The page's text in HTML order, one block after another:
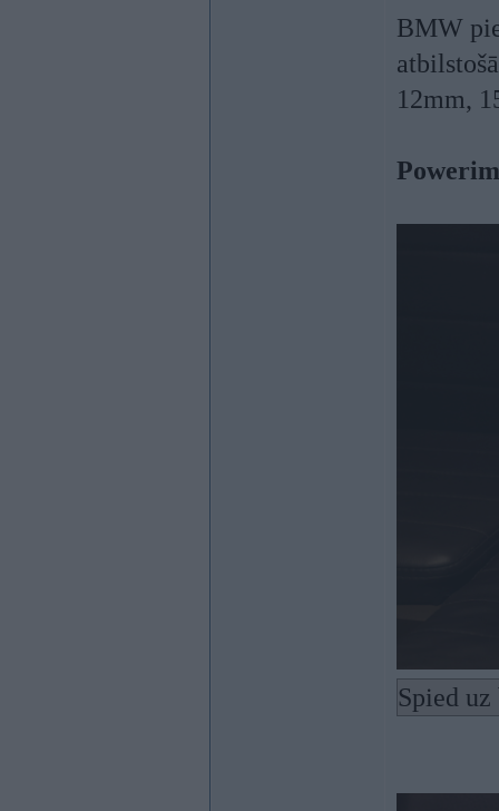
BMW
12mm,
Spied